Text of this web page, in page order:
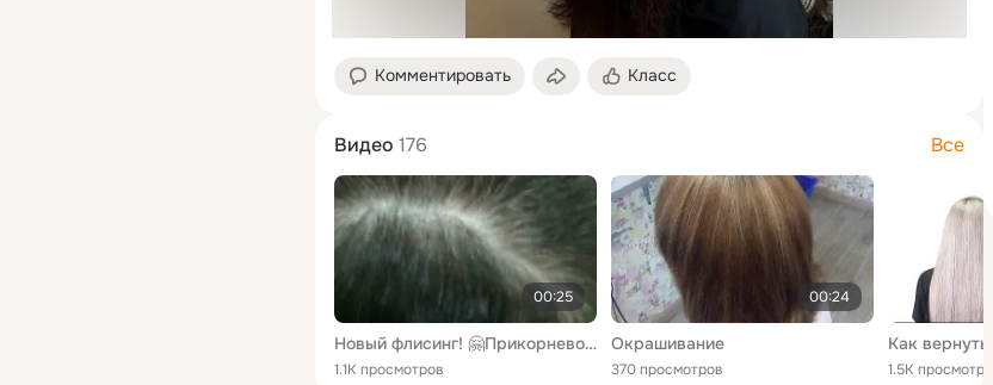
Комментировать Класс
Видео 176 Все
00:25
Новый флисинг! 🤗Прикорневой объём на 2 месяца👍. Выполнено за 1ч.30мин👍. Входит : мытьё головы, сушка волос, процедура флисинг, лёгкая укладка.Стоимость от 1800р до 2500р . Окрашивание волос будет выполнено через неделю. Спросите что это? Это вариант б
1.1K просмотров
00:24
Окрашивание
370 просмотров 1.5K просмотров